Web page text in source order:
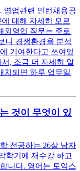
영업관련 인턴채용공
대해 자세히 모르
외영업 직무는 주로
니 경쟁환경을 분석
기여한다고 쓰여있
, 조금 더 자세히 알
치되면 하루 업무일
것이 무엇이 있
전공하는 26살 남자
학기에 재수강 하고
니다. 영어는 토익스